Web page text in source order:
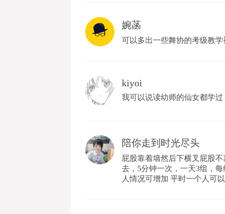
婉菡
可以多出一些舞协的考级教学
kiyoi
我可以说读幼师的仙女都学过
陪你走到时光尽头
屁股靠着墙然后下横叉屁股
去，5分钟一次，一天3组，
人情况可增加 平时一个人可